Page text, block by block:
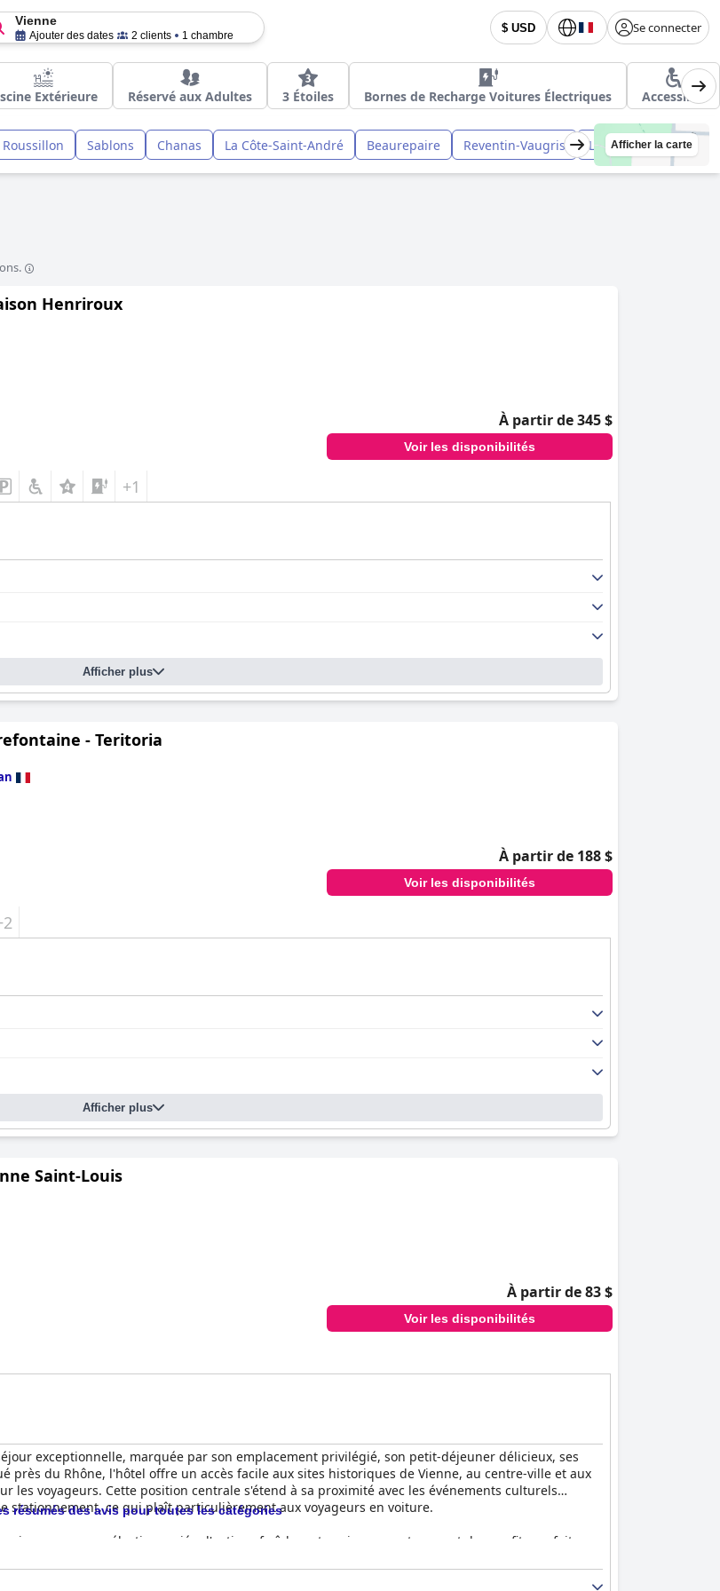
$ USD Se connecter
Vienne
Ajouter des dates 2 clients 1 chambre
Extérieure Réservé aux Adultes 3 Étoiles Bornes de Recharge Voitures Électriques Accessible
Roussillon Sablons Chanas La Côte-Saint-André Beaurepaire Reventin-Vaugris Le Péage-de-
Afficher la carte
Henriroux
À partir de 345 $
Voir les disponibilités
+1
Afficher plus
- Teritoria
À partir de 188 $
Voir les disponibilités
Afficher plus
Saint-Louis
À partir de 83 $
Voir les disponibilités
exceptionnelle, marquée par son emplacement privilégié, son petit-déjeuner délicieux, ses
près du Rhône, l'hôtel offre un accès facile aux sites historiques de Vienne, au centre-ville et aux
voyageurs. Cette position centrale s'étend à sa proximité avec les événements culturels
stationnement, ce qui plaît particulièrement aux voyageurs en voiture.
propose une sélection variée d'options fraîches et copieuses, notamment des confitures faites
tout servi dans une atmosphère agréable avec la possibilité de manger sur la terrasse. Malgré
les attentes.
résumés des avis pour toutes les catégories